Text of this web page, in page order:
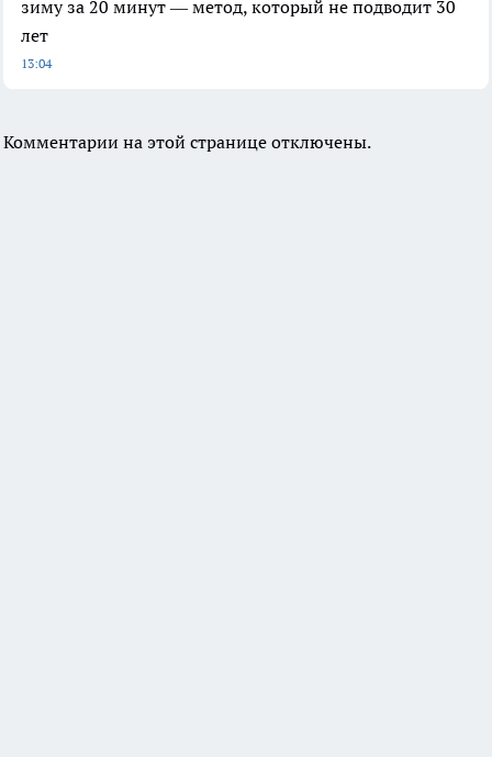
зиму за 20 минут — метод, который не подводит 30
лет
13:04
Комментарии на этой странице отключены.